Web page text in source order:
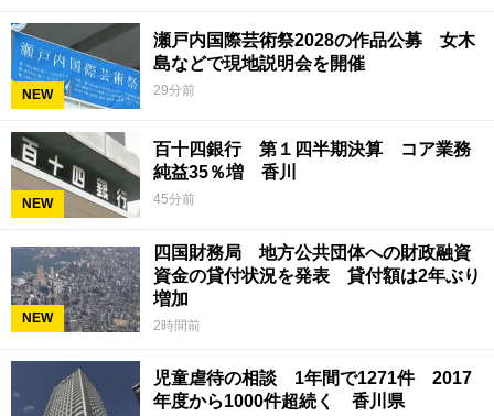
NEW
瀬戸内国際芸術祭2028の作品公募 女木
島などで現地説明会を開催
29分前
NEW
百十四銀行 第１四半期決算 コア業務
純益35％増 香川
45分前
NEW
四国財務局 地方公共団体への財政融資
資金の貸付状況を発表 貸付額は2年ぶり
増加
2時間前
児童虐待の相談 1年間で1271件 2017
年度から1000件超続く 香川県